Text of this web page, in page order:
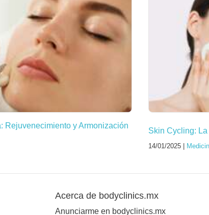
Rejuvenecimiento y Armonización
Skin Cycling:
14/01/2025 |
Acerca de bodyclinics.mx
Anunciarme en bodyclinics.mx